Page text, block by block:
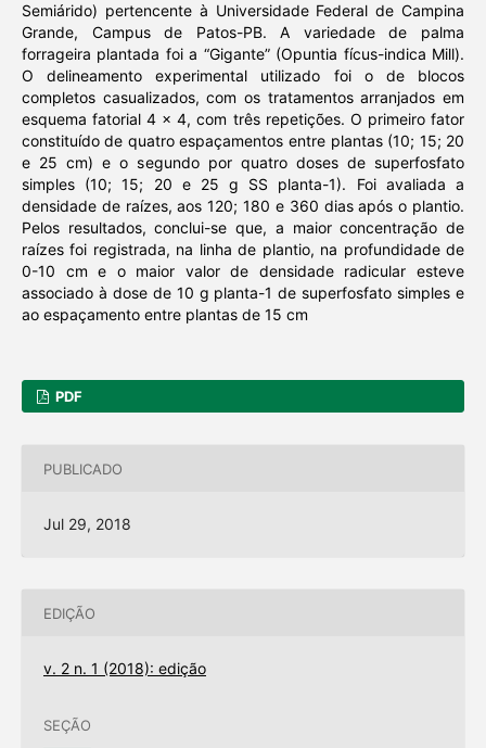
Semiárido) pertencente à Universidade Federal de Campina
Grande, Campus de Patos-PB. A variedade de palma
forrageira plantada foi a “Gigante” (Opuntia fícus-indica Mill).
O delineamento experimental utilizado foi o de blocos
completos casualizados, com os tratamentos arranjados em
esquema fatorial 4 x 4, com três repetições. O primeiro fator
constituído de quatro espaçamentos entre plantas (10; 15; 20
e 25 cm) e o segundo por quatro doses de superfosfato
simples (10; 15; 20 e 25 g SS planta-1). Foi avaliada a
densidade de raízes, aos 120; 180 e 360 dias após o plantio.
Pelos resultados, conclui-se que, a maior concentração de
raízes foi registrada, na linha de plantio, na profundidade de
0-10 cm e o maior valor de densidade radicular esteve
associado à dose de 10 g planta-1 de superfosfato simples e
ao espaçamento entre plantas de 15 cm
PDF
PUBLICADO
Jul 29, 2018
EDIÇÃO
v. 2 n. 1 (2018): edição
SEÇÃO